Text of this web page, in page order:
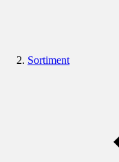
Sortiment